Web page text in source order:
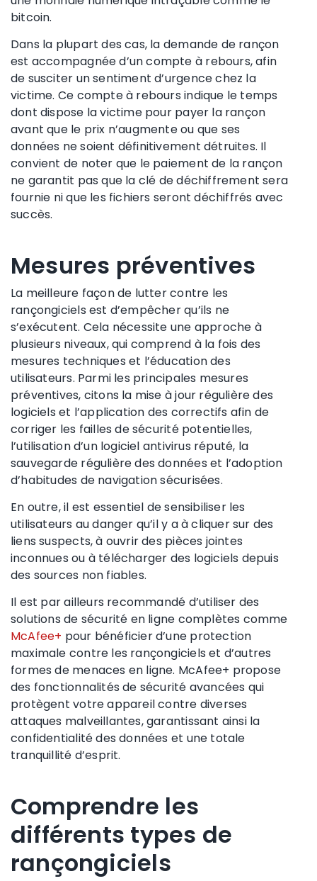
bitcoin.
Dans la plupart des cas, la demande de rançon
est accompagnée d’un compte à rebours, afin
de susciter un sentiment d’urgence chez la
victime. Ce compte à rebours indique le temps
dont dispose la victime pour payer la rançon
avant que le prix n’augmente ou que ses
données ne soient définitivement détruites. Il
convient de noter que le paiement de la rançon
ne garantit pas que la clé de déchiffrement sera
fournie ni que les fichiers seront déchiffrés avec
succès.
Mesures préventives
La meilleure façon de lutter contre les
rançongiciels est d’empêcher qu’ils ne
s’exécutent. Cela nécessite une approche à
plusieurs niveaux, qui comprend à la fois des
mesures techniques et l’éducation des
utilisateurs. Parmi les principales mesures
préventives, citons la mise à jour régulière des
logiciels et l’application des correctifs afin de
corriger les failles de sécurité potentielles,
l’utilisation d’un logiciel antivirus réputé, la
sauvegarde régulière des données et l’adoption
d’habitudes de navigation sécurisées.
En outre, il est essentiel de sensibiliser les
utilisateurs au danger qu’il y a à cliquer sur des
liens suspects, à ouvrir des pièces jointes
inconnues ou à télécharger des logiciels depuis
des sources non fiables.
Il est par ailleurs recommandé d’utiliser des
solutions de sécurité en ligne complètes comme
McAfee+ pour bénéficier d’une protection
maximale contre les rançongiciels et d’autres
formes de menaces en ligne. McAfee+ propose
des fonctionnalités de sécurité avancées qui
protègent votre appareil contre diverses
attaques malveillantes, garantissant ainsi la
confidentialité des données et une totale
tranquillité d’esprit.
Comprendre les
différents types de
rançongiciels